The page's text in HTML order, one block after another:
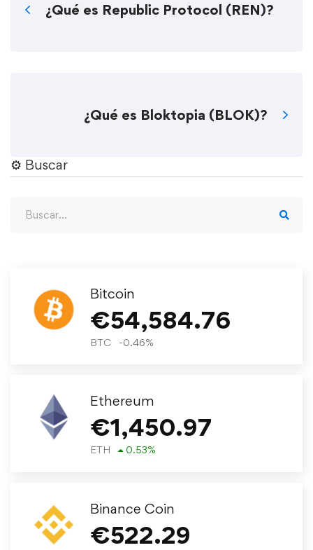
¿Qué es Republic Protocol (REN)?
¿Qué es Bloktopia (BLOK)?
⚙︎ Buscar
Bitcoin
€54,584.76
BTC -0.46%
Ethereum
€1,450.97
ETH 0.53%
Binance Coin
€522.29